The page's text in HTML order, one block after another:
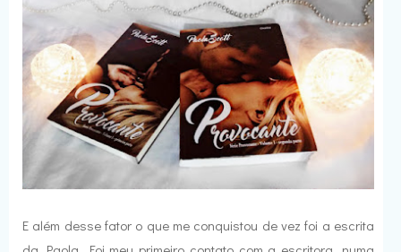
E além desse fator o que me conquistou de vez foi a escrita